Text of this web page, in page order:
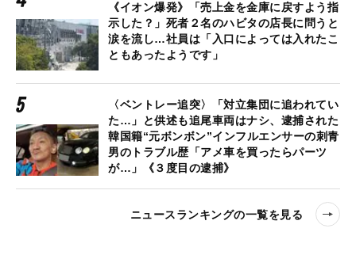
《イオン爆発》「売上金を金庫に戻すよう指
示した？」死者２名のハビタの店長に問うと
涙を流し…社員は「入口によっては入れたこ
ともあったようです」
〈ベントレー追突〉「対立集団に追われてい
た…」と供述も追尾車両はナシ、逮捕された
韓国籍“元ボンボン”インフルエンサーの刺青
男のトラブル歴「アメ車を買ったらパーツ
が…」《３度目の逮捕》
ニュースランキングの一覧を見る